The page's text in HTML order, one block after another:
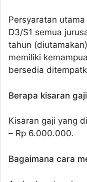
Persyaratan
D3/S1 semua
tahun
memiliki
bersedia
Berapa kisaran
Kisaran gaji yang
– Rp 6.000.000.
Bagaimana cara